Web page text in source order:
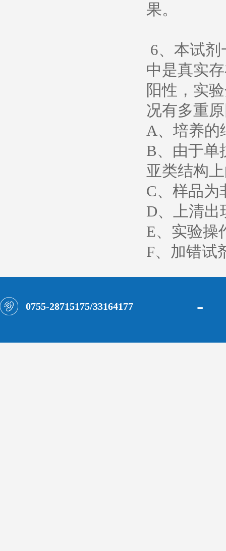
果。
6、本试
中是真实
阳性，实
况有多重
A、培养的
B、由于单
亚类结构
C、样品为
D、上清出
E、实验操
F、加错试
0755-28715175/33164177 -